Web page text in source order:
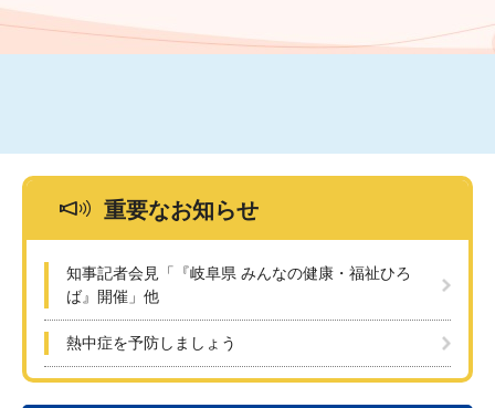
文
重要なお知らせ
知事記者会見「『岐阜県 みんなの健康・福祉ひろ
ば』開催」他
熱中症を予防しましょう